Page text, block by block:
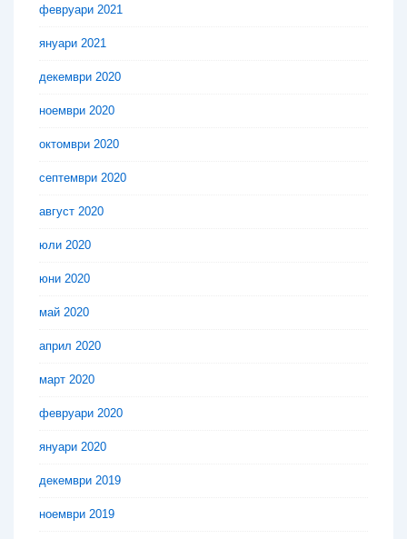
февруари 2021
януари 2021
декември 2020
ноември 2020
октомври 2020
септември 2020
август 2020
юли 2020
юни 2020
май 2020
април 2020
март 2020
февруари 2020
януари 2020
декември 2019
ноември 2019